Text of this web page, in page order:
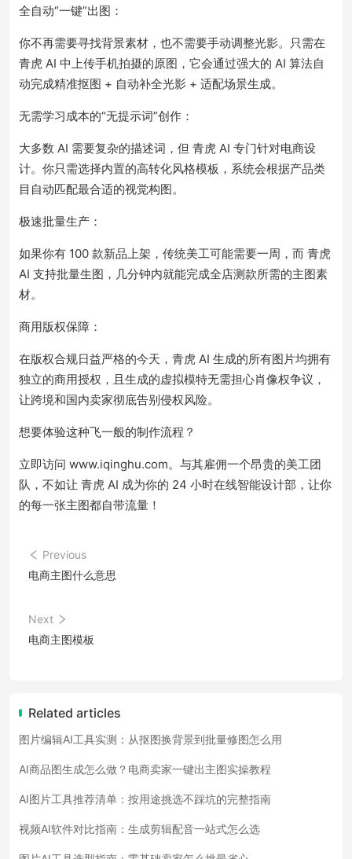
全自动“一键”出图：
你不再需要寻找背景素材，也不需要手动调整光影。只需在
青虎 AI 中上传手机拍摄的原图，它会通过强大的 AI 算法自
动完成精准抠图 + 自动补全光影 + 适配场景生成。
无需学习成本的“无提示词”创作：
大多数 AI 需要复杂的描述词，但 青虎 AI 专门针对电商设
计。你只需选择内置的高转化风格模板，系统会根据产品类
目自动匹配最合适的视觉构图。
极速批量生产：
如果你有 100 款新品上架，传统美工可能需要一周，而 青虎
AI 支持批量生图，几分钟内就能完成全店测款所需的主图素
材。
商用版权保障：
在版权合规日益严格的今天，青虎 AI 生成的所有图片均拥有
独立的商用授权，且生成的虚拟模特无需担心肖像权争议，
让跨境和国内卖家彻底告别侵权风险。
想要体验这种飞一般的制作流程？
立即访问 www.iqinghu.com。与其雇佣一个昂贵的美工团
队，不如让 青虎 AI 成为你的 24 小时在线智能设计部，让你
的每一张主图都自带流量！
Previous
电商主图什么意思
Next
电商主图模板
Related articles
图片编辑AI工具实测：从抠图换背景到批量修图怎么用
AI商品图生成怎么做？电商卖家一键出主图实操教程
AI图片工具推荐清单：按用途挑选不踩坑的完整指南
视频AI软件对比指南：生成剪辑配音一站式怎么选